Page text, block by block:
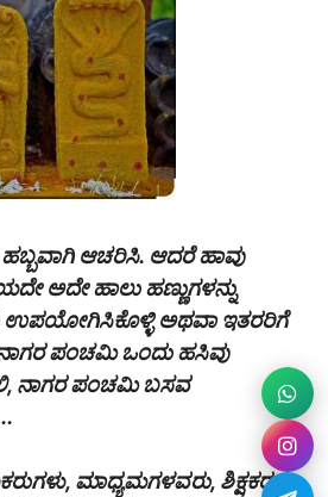
ಆಚರಿಸಿ. ಆದರೆ ಹಾವು
ಅದೇ ಹಾಲು ಹಣ್ಣುಗಳನ್ನು
ಉಪಯೋಗಿಸಿಕೊಳ್ಳಿ ಅಥವಾ ಇತರರಿಗೆ
ಪಂಚಮಿ ಒಂದು ಹಸಿವು
ನಾಗರ ಪಂಚಮಿ ಬಸವ
ಮಾಧ್ಯಮಗಳವರು, ಶಿಕ್ಷಕರು,